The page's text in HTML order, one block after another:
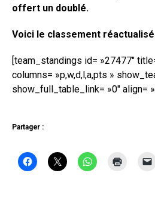
offert un doublé.
Voici le classement réactualisé
[team_standings id= »27477″
columns= »p,w,d,l,a,pts »
show_full_table_link= »0″ align=
Partager :